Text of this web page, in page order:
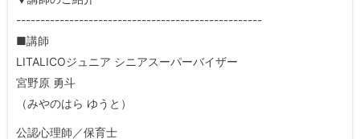
---------------------------------------------------
■講師
LITALICOジュニア シニアスーパーバイザー
宮野原 勇斗
（みやのはら ゆうと）
公認心理師／保育士